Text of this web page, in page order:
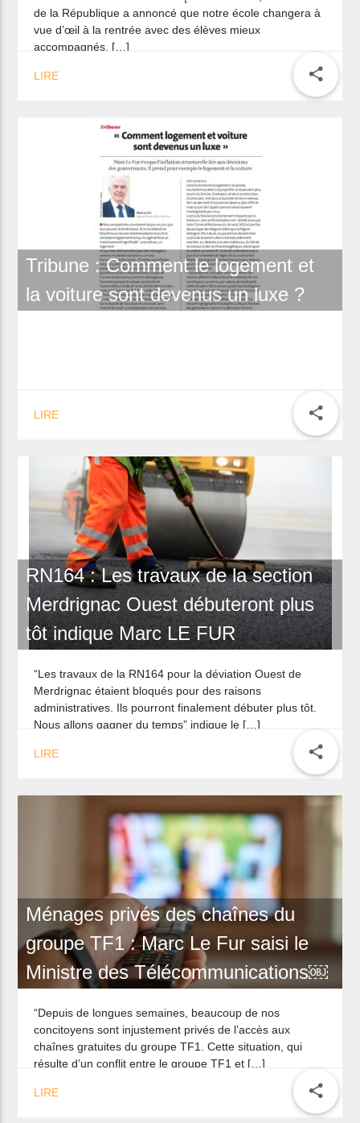
de la République a annoncé que notre école changera à
vue d’œil à la rentrée avec des élèves mieux
accompagnés, […]
LIRE share
Tribune : Comment le logement et
la voiture sont devenus un luxe ?
LIRE share
RN164 : Les travaux de la section
Merdrignac Ouest débuteront plus
tôt indique Marc LE FUR
“Les travaux de la RN164 pour la déviation Ouest de
Merdrignac étaient bloqués pour des raisons
administratives. Ils pourront finalement débuter plus tôt.
Nous allons gagner du temps” indique le […]
LIRE share
Ménages privés des chaînes du
groupe TF1 : Marc Le Fur saisi le
Ministre des Télécommunications￼
“Depuis de longues semaines, beaucoup de nos
concitoyens sont injustement privés de l’accès aux
chaînes gratuites du groupe TF1. Cette situation, qui
résulte d’un conflit entre le groupe TF1 et […]
LIRE share